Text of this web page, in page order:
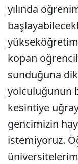
yılında
kopan
sunduğuna
yolculuğunun
kesintiye
gencimizin
istemiyoruz.